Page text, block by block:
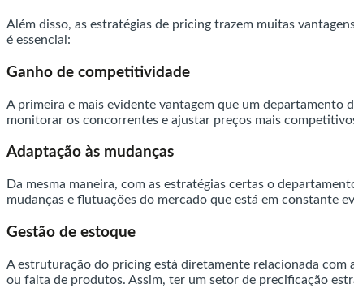
Além disso, as estratégias de pricing trazem muitas
é essencial:
Ganho de competitividade
A primeira e mais evidente vantagem que um
monitorar os concorrentes e ajustar preços mais
Adaptação às mudanças
Da mesma maneira, com as estratégias certas o
mudanças e flutuações do mercado que está em constante
Gestão de estoque
A estruturação do pricing está diretamente relacionada com
ou falta de produtos. Assim, ter um setor de precificação